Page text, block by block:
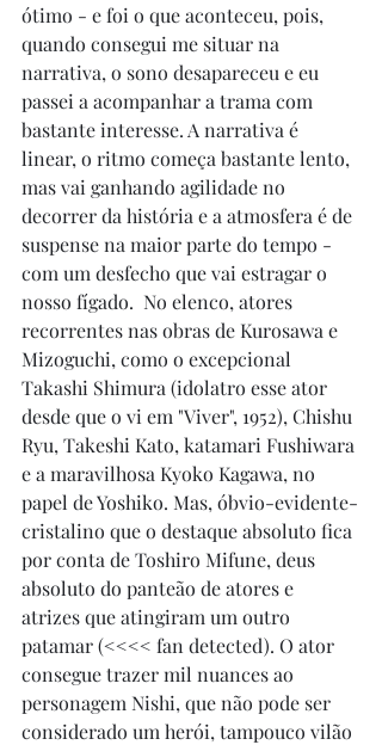
ótimo - e foi o que aconteceu, pois,
quando consegui me situar na
narrativa, o sono desapareceu e eu
passei a acompanhar a trama com
bastante interesse. A narrativa é
linear, o ritmo começa bastante lento,
mas vai ganhando agilidade no
decorrer da história e a atmosfera é de
suspense na maior parte do tempo -
com um desfecho que vai estragar o
nosso fígado.  No elenco, atores
recorrentes nas obras de Kurosawa e
Mizoguchi, como o excepcional
Takashi Shimura (idolatro esse ator
desde que o vi em "Viver", 1952), Chishu
Ryu, Takeshi Kato, katamari Fushiwara
e a maravilhosa Kyoko Kagawa, no
papel de Yoshiko. Mas, óbvio-evidente-
cristalino que o destaque absoluto fica
por conta de Toshiro Mifune, deus
absoluto do panteão de atores e
atrizes que atingiram um outro
patamar (<<<< fan detected). O ator
consegue trazer mil nuances ao
personagem Nishi, que não pode ser
considerado um herói, tampouco vilão